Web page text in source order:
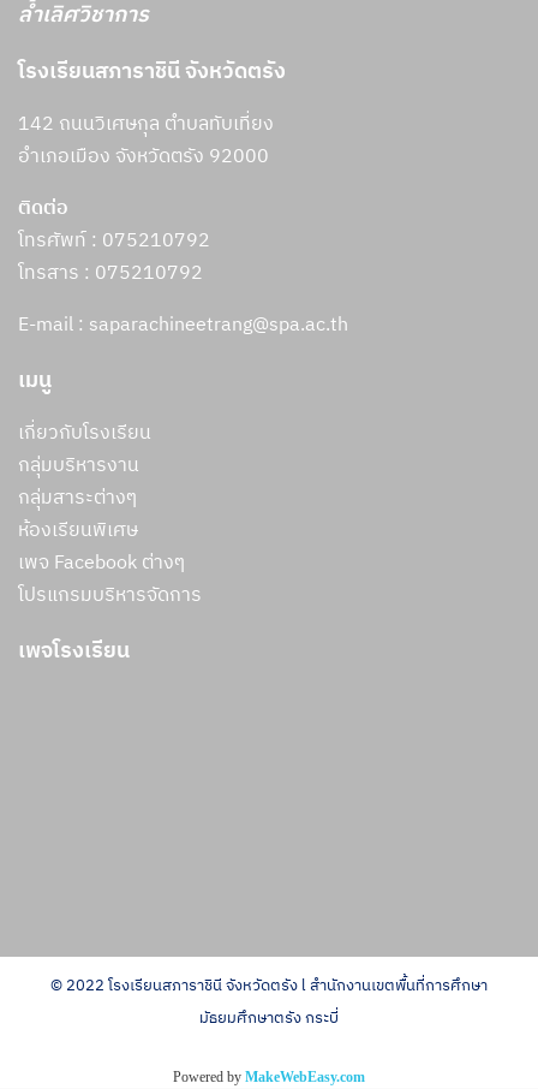
ล้ำเลิศวิชาการ
โรงเรียนสภาราชินี จังหวัดตรัง
142 ถนนวิเศษกุล ตำบลทับเที่ยง
อำเภอเมือง จังหวัดตรัง 92000
ติดต่อ
โทรศัพท์ : 075210792
โทรสาร : 075210792
E-mail : saparachineetrang@spa.ac.th
เมนู
เกี่ยวกับโรงเรียน
กลุ่มบริหารงาน
กลุ่มสาระต่างๆ
ห้องเรียนพิเศษ
เพจ Facebook ต่างๆ
โปรแกรมบริหารจัดการ
เพจโรงเรียน
© 2022 โรงเรียนสภาราชินี จังหวัดตรัง l สำนักงานเขตพื้นที่การศึกษา
มัธยมศึกษาตรัง กระบี่
Powered by MakeWebEasy.com